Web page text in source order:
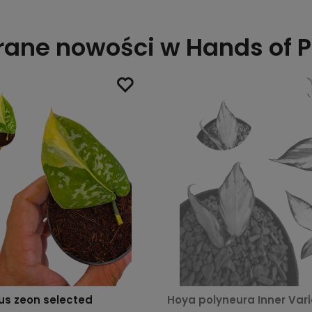
nowości w Hands of
zeon selected Hoya polyneura Inner